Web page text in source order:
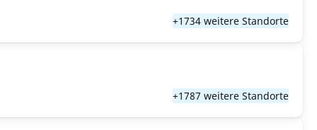
+1734 weitere Standorte
+1787 weitere Standorte